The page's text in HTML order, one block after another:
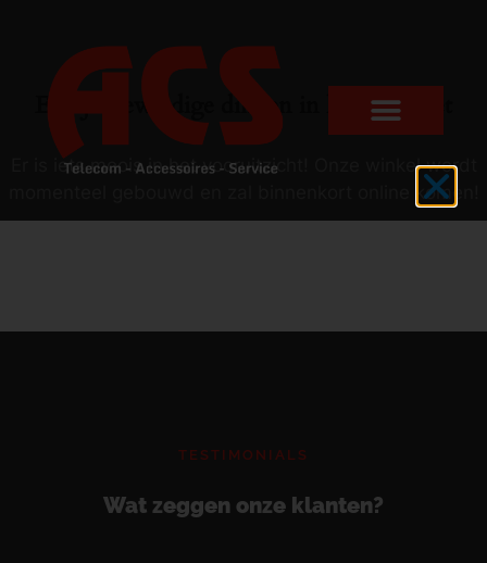
Er zijn geweldige dingen in het verschiet
Er is iets moois in het vooruitzicht! Onze winkel wordt
momenteel gebouwd en zal binnenkort online komen!
TESTIMONIALS
Wat zeggen onze klanten?